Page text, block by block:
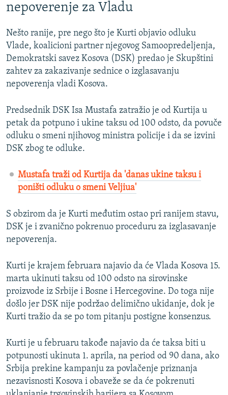
nepoverenje za Vladu
Nešto ranije, pre nego što je Kurti objavio odluku
Vlade, koalicioni partner njegovog Samoopredeljenja,
Demokratski savez Kosova (DSK) predao je Skupštini
zahtev za zakazivanje sednice o izglasavanju
nepoverenja vladi Kosova.
Predsednik DSK Isa Mustafa zatražio je od Kurtija u
petak da potpuno i ukine taksu od 100 odsto, da povuče
odluku o smeni njihovog ministra policije i da se izvini
DSK zbog te odluke.
Mustafa traži od Kurtija da 'danas ukine taksu i
poništi odluku o smeni Veljiua'
S obzirom da je Kurti međutim ostao pri ranijem stavu,
DSK je i zvanično pokrenuo proceduru za izglasavanje
nepoverenja.
Kurti je krajem februara najavio da će Vlada Kosova 15.
marta ukinuti taksu od 100 odsto na sirovinske
proizvode iz Srbije i Bosne i Hercegovine. Do toga nije
došlo jer DSK nije podržao delimično ukidanje, dok je
Kurti tražio da se po tom pitanju postigne konsenzus.
Kurti je u februaru takođe najavio da će taksa biti u
potpunosti ukinuta 1. aprila, na period od 90 dana, ako
Srbija prekine kampanju za povlačenje priznanja
nezavisnosti Kosova i obaveže se da će pokrenuti